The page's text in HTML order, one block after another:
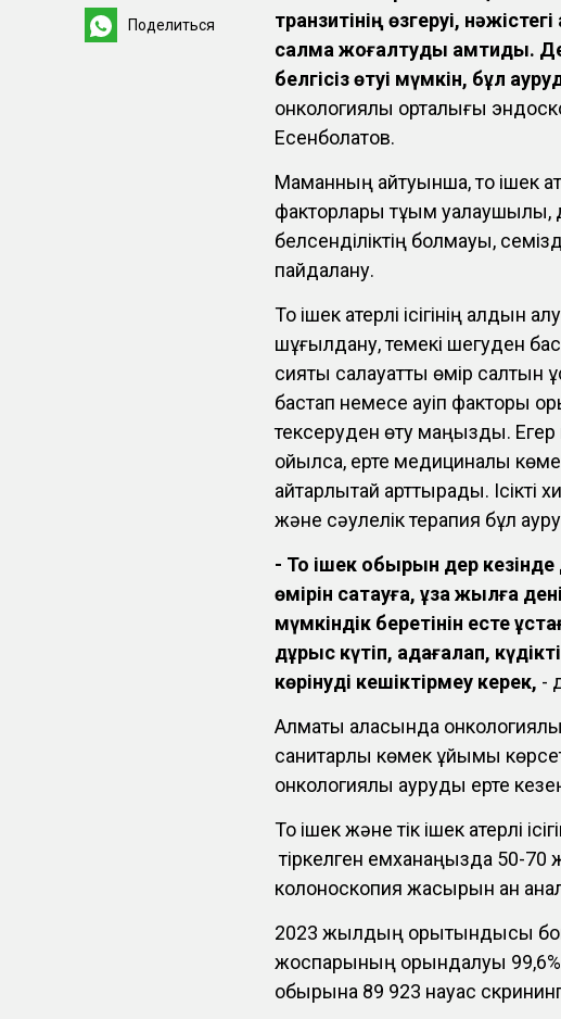
Поделиться
транзитінің өзгеруі,
салмақ жоғалтуды қамтиды.
белгісіз өтуі мүмкін, бұл
онкологиялық орталығы
Есенболатов.
Маманның айтуынша, тоқ ішек
факторлары тұқым қуалаушылық,
белсенділіктің болмауы,
пайдалану.
Тоқ ішек қатерлі ісігінің алдын
шұғылдану, темекі шегуден
сияқты салауатты өмір салтын
бастап немесе қауіп факторы
тексеруден өту маңызды. Егер
қойылса, ерте медициналық
айтарлықтай арттырады. Ісікті
және сәулелік терапия бұл
- Тоқ ішек обырын дер
өмірін сақтауға, ұзақ жылға
мүмкіндік беретінін есте
дұрыс күтіп, қадағалап,
көрінуді кешіктірмеу керек, -
Алматы қаласында
санитарлық көмек ұйымы
онкологиялық ауруды ерте
Тоқ ішек және тік ішек қатерлі
тіркелген емханаңызда 50-
колоноскопия жасырын қан
2023 жылдың қорытындысы
жоспарының орындалуы 99,6%-
обырына 89 923 науқас